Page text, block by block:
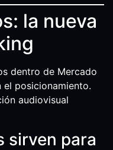
la nueva
dentro de Mercado
posicionamiento.
audiovisual
sirven para